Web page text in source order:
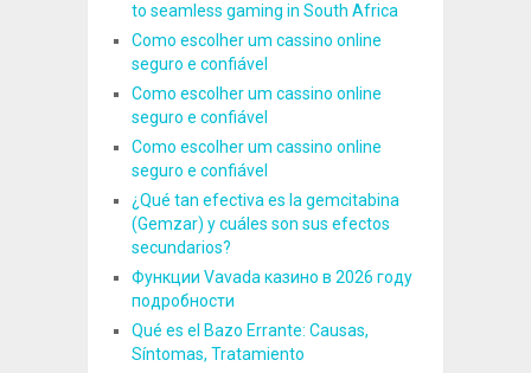
to seamless gaming in South Africa
Como escolher um cassino online
seguro e confiável
Como escolher um cassino online
seguro e confiável
Como escolher um cassino online
seguro e confiável
¿Qué tan efectiva es la gemcitabina
(Gemzar) y cuáles son sus efectos
secundarios?
Функции Vavada казино в 2026 году
подробности
Qué es el Bazo Errante: Causas,
Síntomas, Tratamiento